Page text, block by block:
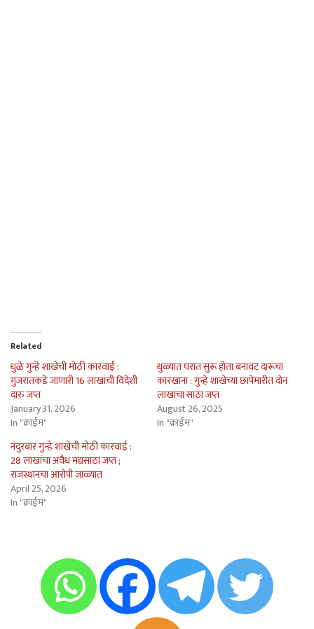
Related
धुळे गुन्हे शाखेची मोठी कारवाई :
गुजरातकडे जाणारी 16 लाखांची विदेशी
दारु जप्त
January 31, 2026
In "क्राईम"
धुळ्यात घरात सुरू होता बनावट दारूचा
कारखाना : गुन्हे शाखेच्या छापेमारीत दोन
लाखांचा साठा जप्त
August 26, 2025
In "क्राईम"
नंदुरबार गुन्हे शाखेची मोठी कारवाई :
28 लाखांचा अवैध मद्यसाठा जप्त ;
राजस्थानचा आरोपी जाळ्यात
April 25, 2026
In "क्राईम"